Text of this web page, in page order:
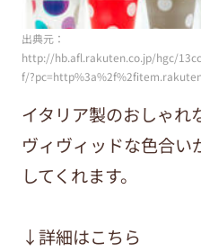
出典元：
http://hb.afl.rakuten.co.jp/hgc/
f/
イタリア製のおしゃれ
ヴィヴィッドな色合い
してくれます。
↓詳細はこちら